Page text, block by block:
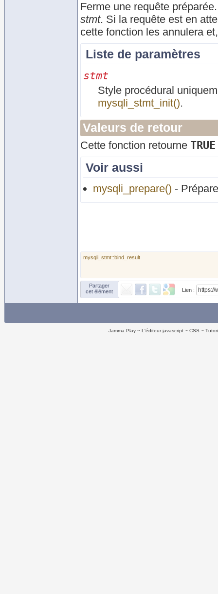
Ferme une requête
stmt. Si la requête est en
cette fonction les annulera
Liste de paramètres
stmt
Style procédural
mysqli_stmt_init().
Valeurs de retour
Cette fonction retourne TRUE
Voir aussi
mysqli_prepare() -
mysqli_stmt::bind_result
Partager
cet élément
Lien :
Jamma Play L'éditeur javascript CSS